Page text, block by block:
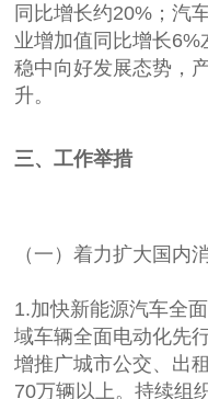
同比增长约20%；汽
业增加值同比增长
稳中向好发展态势，
升。
三、工作举措
（一）着力扩大国内
1.加快新能源汽车全
域车辆全面电动化先
增推广城市公交、出
70万辆以上。持续组